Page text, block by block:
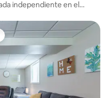
independiente en el
huéspedes